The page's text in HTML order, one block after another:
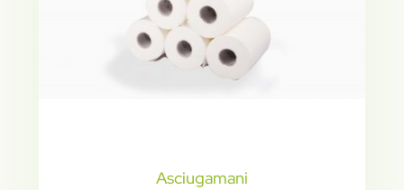
Asciugamani